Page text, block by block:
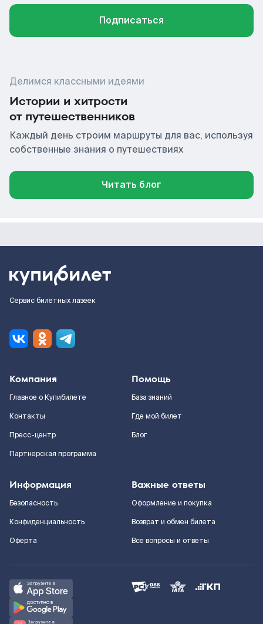
Подписаться
Делимся классными идеями
Истории и хитрости
от путешественников
Каждый день строим маршруты для вас, используя
собственные знания о путешествиях
Читать блог
Сервис билетных лазеек
Компания
Главное о Купибилете
Контакты
Пресс-центр
Партнерская программа
Помощь
База знаний
Где мой билет
Блог
Информация
Безопасность
Конфиденциальность
Оферта
Важные ответы
Оформление и покупка
Возврат и обмен билета
Все вопросы и ответы